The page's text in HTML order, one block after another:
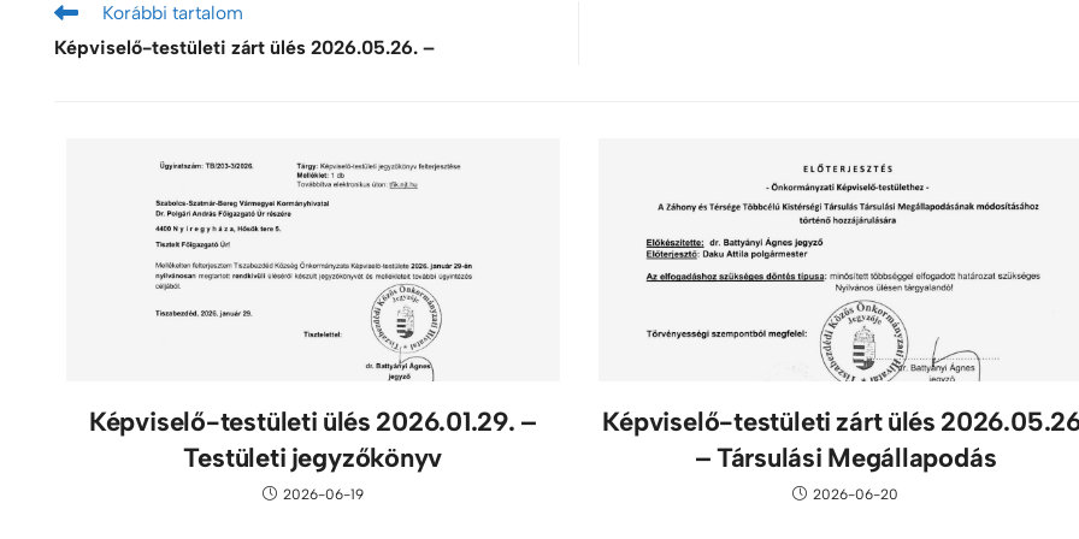
Korábbi tartalom
Képviselő-testületi zárt ülés 2026.05.26. –
Képviselő-testületi ülés 2026.01.29. –
Testületi jegyzőkönyv
2026-06-19
Képviselő-testületi zárt ülés
– Társulási Megállapodás
2026-06-20